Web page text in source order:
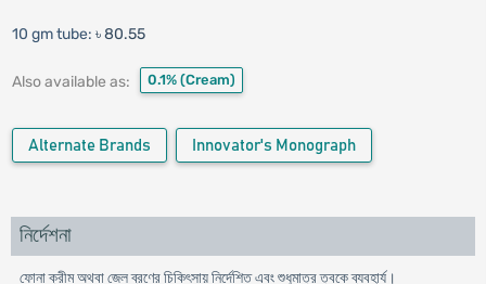
10 gm tube: ৳ 80.55
Also available as: 0.1% (Cream)
Alternate Brands Innovator's Monograph
নির্দেশনা
ফোনা ক্রীম অথবা জেল ব্রণের চিকিৎসায় নির্দেশিত এবং শুধুমাত্র ত্বকে ব্যবহার্য।